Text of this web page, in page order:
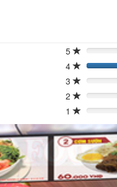
5 0%
4
3
0%
2
0%
1
0%